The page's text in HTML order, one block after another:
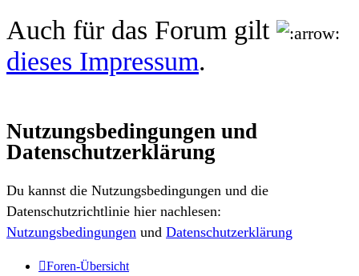
Auch für das Forum gilt
dieses Impressum.
Nutzungsbedingungen und
Datenschutzerklärung
Du kannst die Nutzungsbedingungen und die
Datenschutzrichtlinie hier nachlesen:
Nutzungsbedingungen und Datenschutzerklärung
Foren-Übersicht